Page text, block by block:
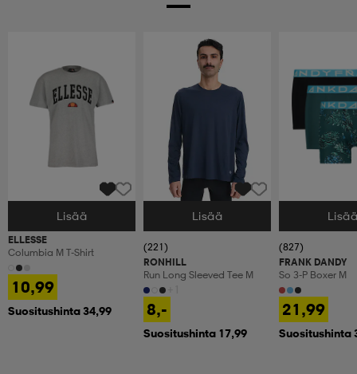
Valitse Koko
Lisää
ELLESSE
Columbia M T-Shirt
10,99
Suositushinta 34,99
Valitse Koko
Lisää
(221)
RONHILL
Run Long Sleeved Tee M
8,-
Suositushinta 17,99
Valitse Koko
(827)
FRANK DANDY
So 3-P Boxer M
21,99
Suositushinta